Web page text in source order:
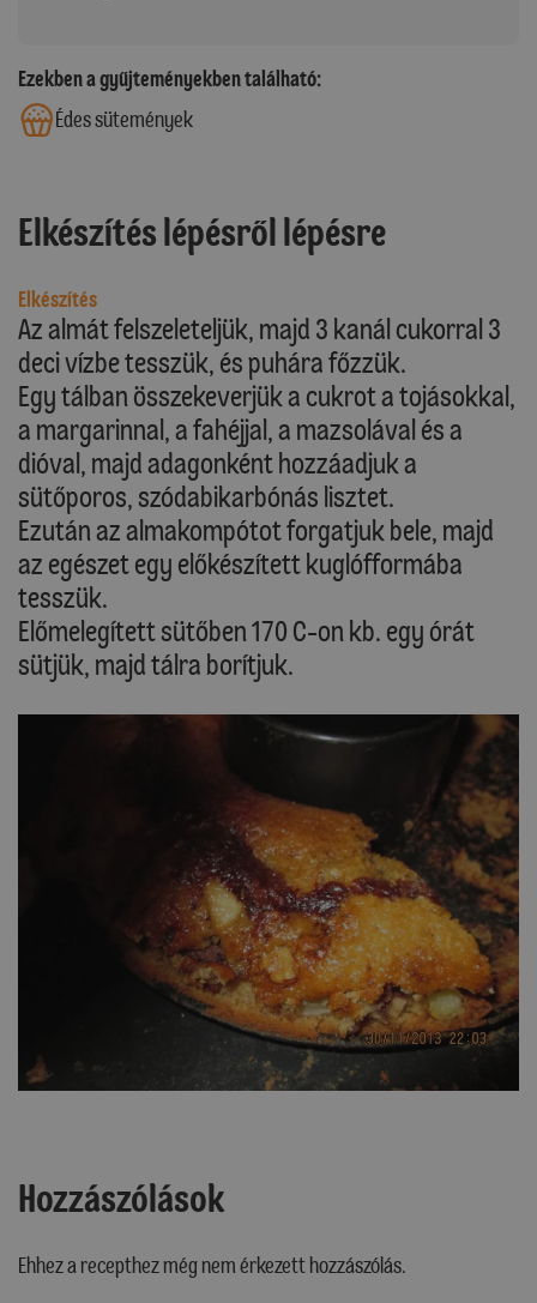
Ezekben a gyűjteményekben található:
Édes sütemények
Elkészítés lépésről lépésre
Elkészítés
Az almát felszeleteljük, majd 3 kanál cukorral 3
deci vízbe tesszük, és puhára főzzük.
Egy tálban összekeverjük a cukrot a tojásokkal,
a margarinnal, a fahéjjal, a mazsolával és a
dióval, majd adagonként hozzáadjuk a
sütőporos, szódabikarbónás lisztet.
Ezután az almakompótot forgatjuk bele, majd
az egészet egy előkészített kuglófformába
tesszük.
Előmelegített sütőben 170 C-on kb. egy órát
sütjük, majd tálra borítjuk.
Hozzászólások
Ehhez a recepthez még nem érkezett hozzászólás.